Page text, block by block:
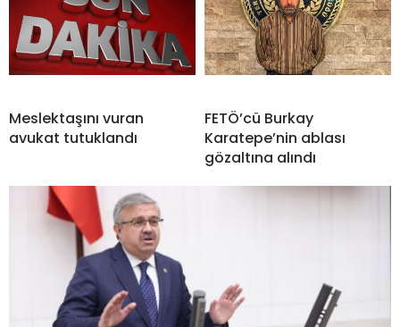
Meslektaşını vuran
avukat tutuklandı
FETÖ’cü Burkay
Karatepe’nin ablası
gözaltına alındı